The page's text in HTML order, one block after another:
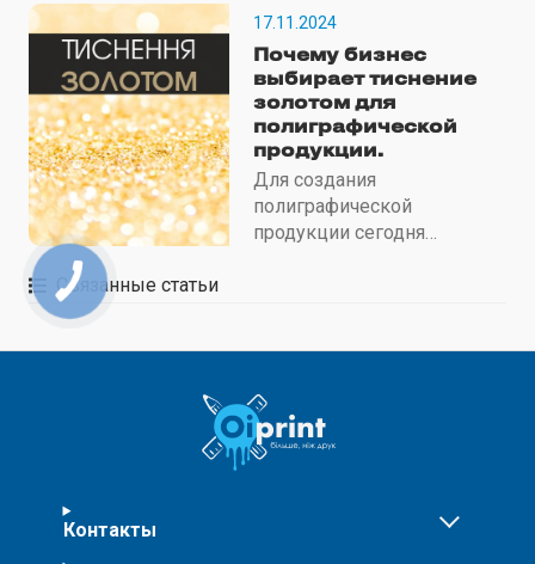
транспортировки
надежно защищают его от
внешнего воздействия.
17.11.2024
Почему бизнес
выбирает тиснение
золотом для
полиграфической
продукции.
Для создания
полиграфической
продукции сегодня
изделий для придания им
уникальности.
Связанные статьи
Контакты